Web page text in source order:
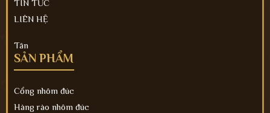
TIN TỨC
LIÊN HỆ
Tân
SẢN PHẨM
Cổng nhôm đúc
Hàng rào nhôm đúc